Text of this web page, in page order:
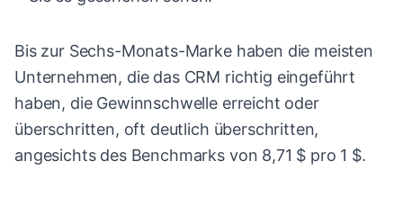
Bis zur Sechs-Monats-Marke haben die meisten
Unternehmen, die das CRM richtig eingeführt
haben, die Gewinnschwelle erreicht oder
überschritten, oft deutlich überschritten,
angesichts des Benchmarks von 8,71 $ pro 1 $.